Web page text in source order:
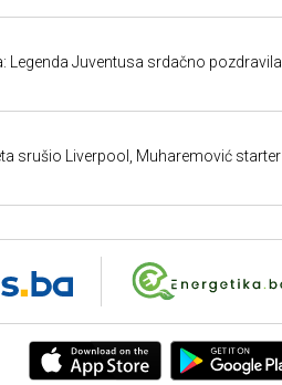
Legenda Juventusa srdačno pozdravila
srušio Liverpool, Muharemović starter